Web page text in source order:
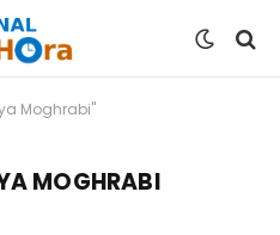
Moghrabi"
MOGHRABI